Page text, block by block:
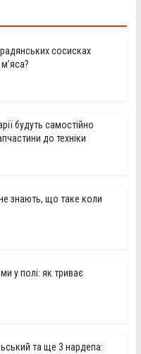
сосисках
будуть самостійно
до техніки
знають, що таке коли
у полі: як триває
та ще 3 нардепа: